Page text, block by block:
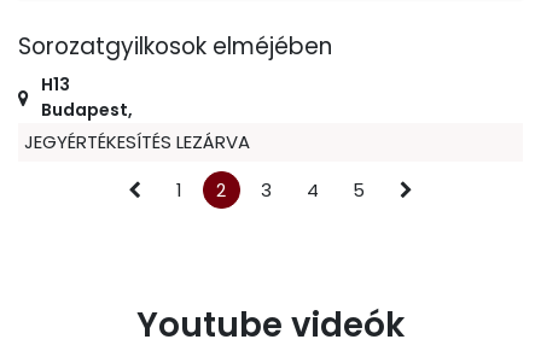
Sorozatgyilkosok elméjében
H13
Budapest,
JEGYÉRTÉKESÍTÉS LEZÁRVA
1
2 3 4 5
Youtube videók